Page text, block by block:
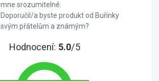
mne srozumitelné.
Doporučil/a byste produkt od Buřinky
svým přátelům a známým?
Hodnocení: 5.0/5